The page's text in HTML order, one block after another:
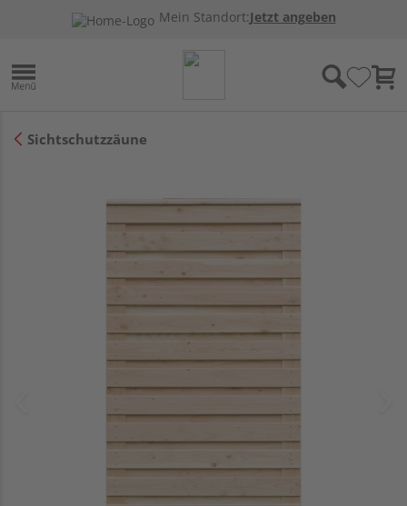
Mein Standort:Jetzt angeben
Sichtschutzzäune